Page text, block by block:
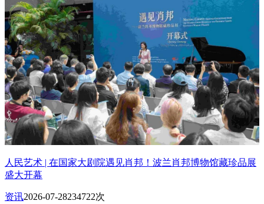
人民艺术 | 在国家大剧院遇见肖邦！波兰肖邦博物馆藏珍品展
盛大开幕
资讯2026-07-28234722次